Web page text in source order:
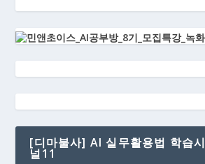
[디마불사] AI 실무활용법 학습
널11